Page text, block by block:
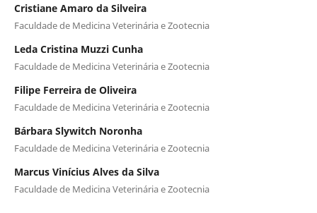
Cristiane Amaro da Silveira
Faculdade de Medicina Veterinária e Zootecnia
Leda Cristina Muzzi Cunha
Faculdade de Medicina Veterinária e Zootecnia
Filipe Ferreira de Oliveira
Faculdade de Medicina Veterinária e Zootecnia
Bárbara Slywitch Noronha
Faculdade de Medicina Veterinária e Zootecnia
Marcus Vinícius Alves da Silva
Faculdade de Medicina Veterinária e Zootecnia